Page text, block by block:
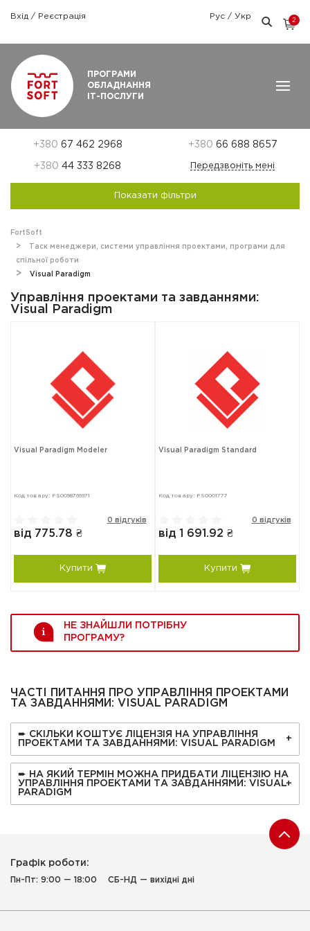
Вхід / Реєстрація Рус / Укр
2
ПРОГРАМИ
ОБЛАДНАННЯ
ІТ-ПОСЛУГИ
+380 67 462 2968 +380 66 688 8657
+380 44 333 8268 Передзвоніть мені
Показати фільтри
FortSoft
Таск менеджери, системи управління проектами, програми для
спільної роботи
Visual Paradigm
Управління проектами та завданнями:
Visual Paradigm
Visual Paradigm Modeler
Код товару: FS0098766971
0 відгуків
від 775.78 ₴
Купити
Visual Paradigm Standard
Код товару: FS0001777
0 відгуків
від 1 691.92 ₴
Купити
НЕ ЗНАЙШЛИ ПОТРІБНУ
ПРОГРАМУ?
ЧАСТІ ПИТАННЯ ПРО УПРАВЛІННЯ ПРОЕКТАМИ
ТА ЗАВДАННЯМИ: VISUAL PARADIGM
➨ СКІЛЬКИ КОШТУЄ ЛІЦЕНЗІЯ НА УПРАВЛІННЯ
ПРОЕКТАМИ ТА ЗАВДАННЯМИ: VISUAL PARADIGM
➨ НА ЯКИЙ ТЕРМІН МОЖНА ПРИДБАТИ ЛІЦЕНЗІЮ НА
УПРАВЛІННЯ ПРОЕКТАМИ ТА ЗАВДАННЯМИ: VISUAL
PARADIGM
Графік роботи:
Пн-Пт: 9:00 — 18:00 СБ-НД — вихідні дні